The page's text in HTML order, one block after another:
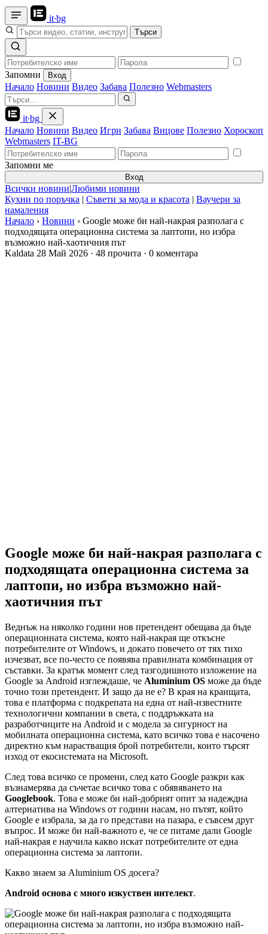
it·bg
Търси
Запомни Вход
Начало Новини Видео Забава Полезно Webmasters
it·bg
Начало Новини Видео Игри Забава Вицове Полезно Хороскоп
Webmasters IT-BG
Запомни ме
Вход
Всички новини|Любими новини
Кухни по поръчка | Съвети за мода и красота | Ваучери за
намаления
Начало › Новини › Google може би най-накрая разполага с
подходящата операционна система за лаптопи, но избра
възможно най-хаотичния път
Kaldata 28 Май 2026 · 48 прочита · 0 коментара
Google може би най-накрая разполага с
подходящата операционна система за
лаптопи, но избра възможно най-
хаотичния път
Веднъж на няколко години нов претендент обещава да бъде
операционната система, която най-накрая ще откъсне
потребителите от Windows, и докато повечето от тях тихо
изчезват, все по-често се появява правилната комбинация от
съставки. За кратък момент след тазгодишното изложение на
Google за Android изглеждаше, че Aluminium OS може да бъде
точно този претендент. И защо да не е? В края на краищата,
това е платформа с подкрепата на една от най-известните
технологични компании в света, с поддръжката на
разработчиците на Android и с модела за сигурност на
мобилната операционна система, като всичко това е насочено
директно към нарастващия брой потребители, които търсят
изход от екосистемата на Microsoft.
След това всичко се промени, след като Google разкри как
възнамерява да съчетае всичко това с обявяването на
Googlebook. Това е може би най-добрият опит за надеждна
алтернатива на Windows от години насам, но пътят, който
Google е избрала, за да го представи на пазара, е съвсем друг
въпрос. И може би най-важното е, че се питаме дали Google
най-накрая е научила какво искат потребителите от една
операционна система за лаптопи.
Какво знаем за Aluminium OS досега?
Android основа с много изкуствен интелект.